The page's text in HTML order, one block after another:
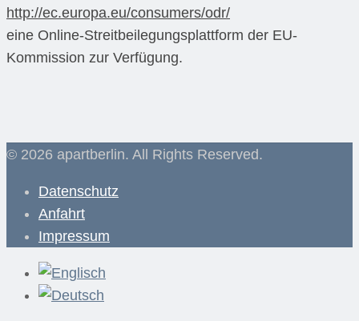
http://ec.europa.eu/consumers/odr/
eine Online-Streitbeilegungsplattform der EU-
Kommission zur Verfügung.
© 2026 apartberlin. All Rights Reserved.
Datenschutz
Anfahrt
Impressum